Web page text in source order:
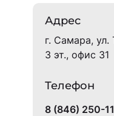
Адрес
г. Самара, ул.
3 эт., офис 31
Телефон
8 (846) 250-